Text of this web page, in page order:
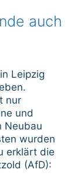
auch
Leipzig
nur
und
Neubau
wurden
erklärt die
(AfD):